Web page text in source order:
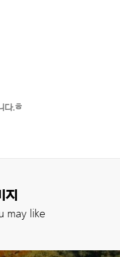
다.ㅎ
지
may like